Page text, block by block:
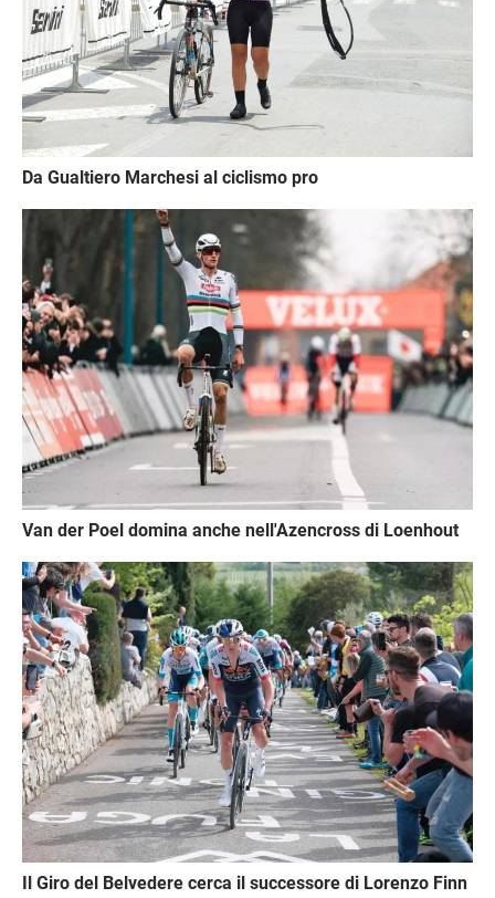
Da Gualtiero Marchesi al ciclismo pro
Van der Poel domina anche nell'Azencross di Loenhout
Immagine
Il Giro del Belvedere cerca il successore di Lorenzo Finn